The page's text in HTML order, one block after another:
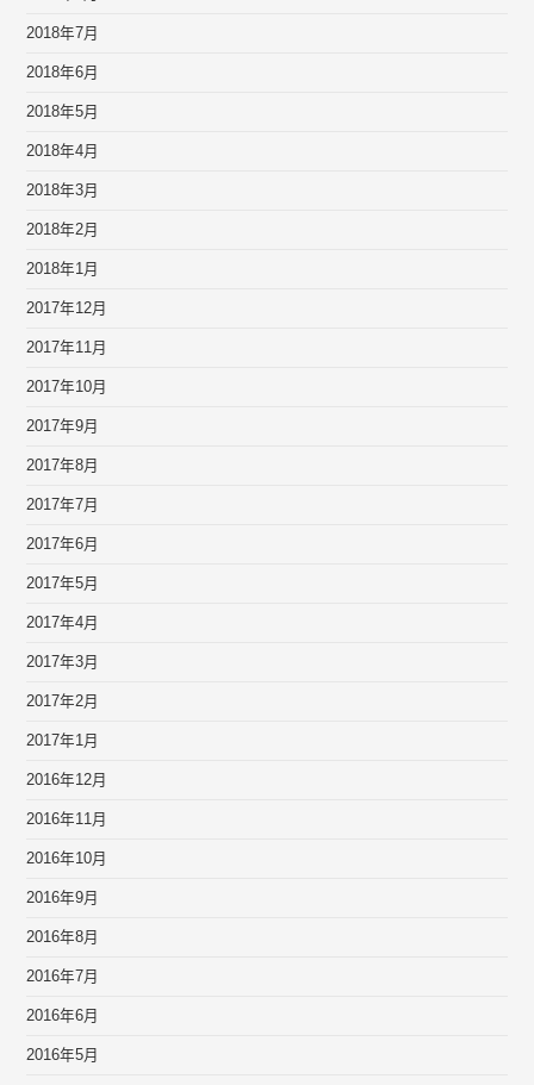
2018年7月
2018年6月
2018年5月
2018年4月
2018年3月
2018年2月
2018年1月
2017年12月
2017年11月
2017年10月
2017年9月
2017年8月
2017年7月
2017年6月
2017年5月
2017年4月
2017年3月
2017年2月
2017年1月
2016年12月
2016年11月
2016年10月
2016年9月
2016年8月
2016年7月
2016年6月
2016年5月